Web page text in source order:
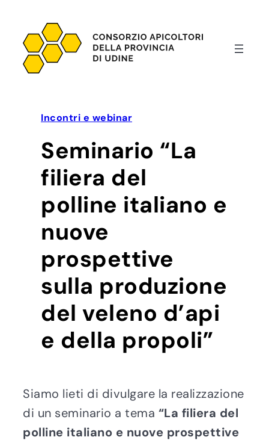
contenuto
Incontri e webinar
Seminario “La
filiera del
polline italiano e
nuove
prospettive
sulla produzione
del veleno d’api
e della propoli”
Siamo lieti di divulgare la realizzazione
di un seminario a tema “La filiera del
polline italiano e nuove prospettive